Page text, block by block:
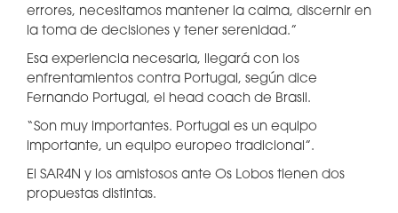
errores, necesitamos mantener la calma, discernir en
la toma de decisiones y tener serenidad.”
Esa experiencia necesaria, llegará con los
enfrentamientos contra Portugal, según dice
Fernando Portugal, el head coach de Brasil.
“Son muy importantes. Portugal es un equipo
importante, un equipo europeo tradicional”.
El SAR4N y los amistosos ante Os Lobos tienen dos
propuestas distintas.